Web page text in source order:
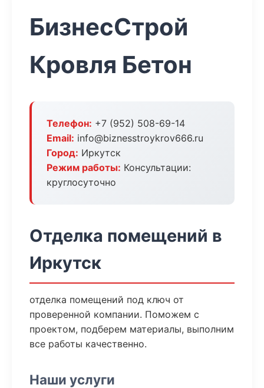
БизнесСтрой
Кровля Бетон
Телефон: +7 (952) 508-69-14
Email: info@biznesstroykrov666.ru
Город: Иркутск
Режим работы: Консультации:
круглосуточно
Отделка помещений в
Иркутск
отделка помещений под ключ от
проверенной компании. Поможем с
проектом, подберем материалы, выполним
все работы качественно.
Наши услуги